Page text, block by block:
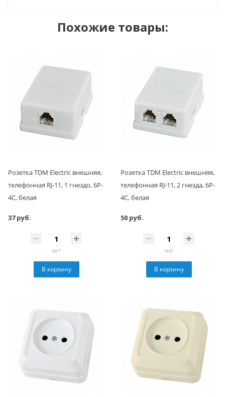
Похожие товары:
Розетка TDM Electric внешняя,
телефонная RJ-11, 1 гнездо, 6P-
4C, белая
37 руб.
шт
В корзину
Розетка TDM Electric внешняя,
телефонная RJ-11, 2 гнезда, 6P-
4C, белая
50 руб.
шт
В корзину